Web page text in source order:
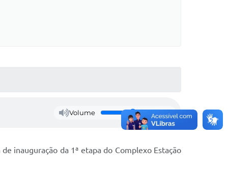
Volume
inauguração da 1ª etapa do Complexo Estação